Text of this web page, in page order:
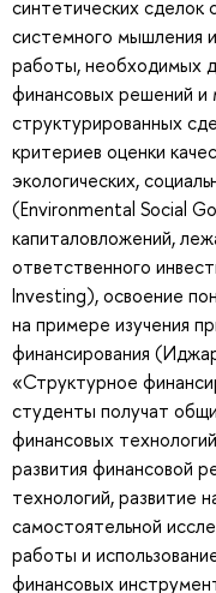
синтетических сделок
системного мышления
работы, необходимых
финансовых решений и
структурированных
критериев оценки
экологических,
(Environmental Social
капиталовложений,
ответственного
Investing), освоение
на примере изучения
финансирования
«Структурное
студенты получат
финансовых
развития финансовой
технологий, развитие
самостоятельной
работы и
финансовых